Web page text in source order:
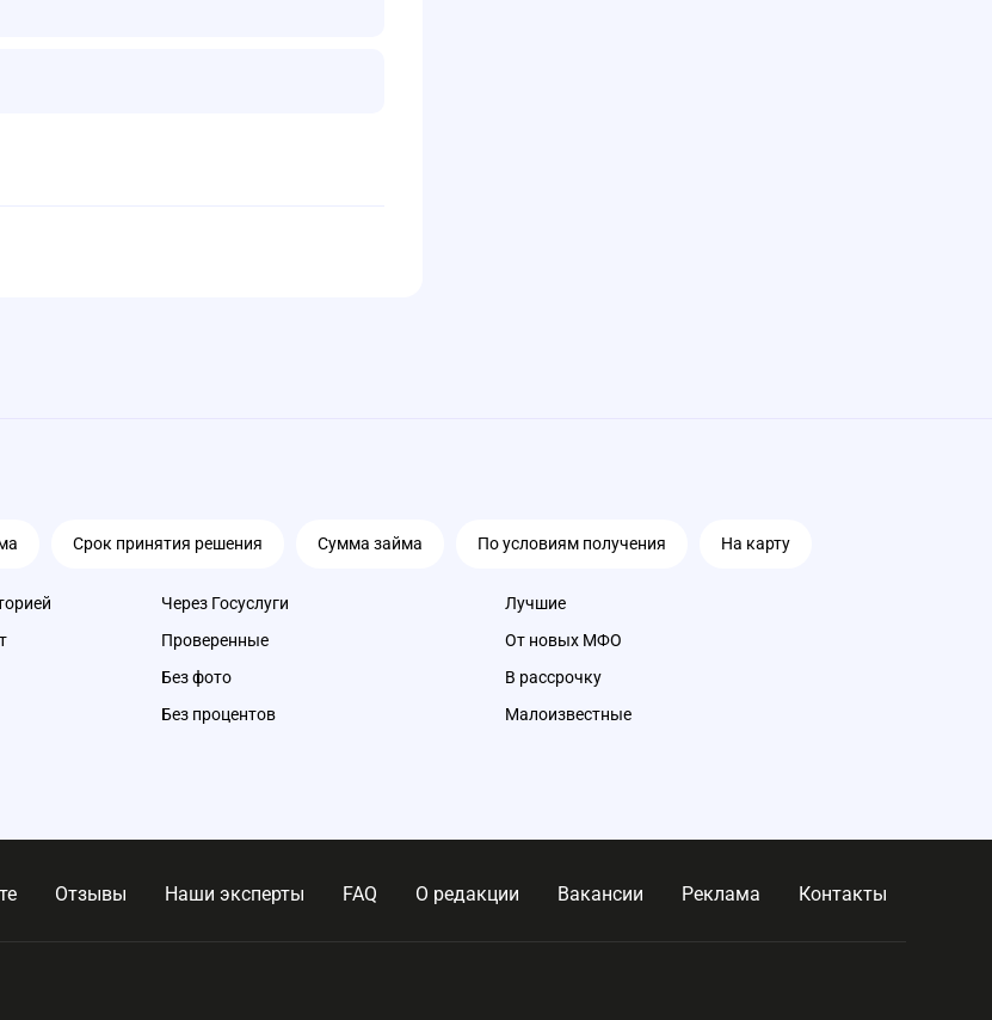
Срок принятия решения Сумма займа По условиям получения На карту
Через Госуслуги
Проверенные
Без фото
Без процентов
Лучшие
От новых МФО
В рассрочку
Малоизвестные
Отзывы Наши эксперты FAQ О редакции Вакансии Реклама Контакты